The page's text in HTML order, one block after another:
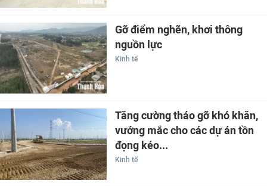
Gỡ điểm nghẽn, khơi thông
nguồn lực
Kinh tế
Tăng cường tháo gỡ khó khăn,
vướng mắc cho các dự án tồn
đọng kéo...
Kinh tế